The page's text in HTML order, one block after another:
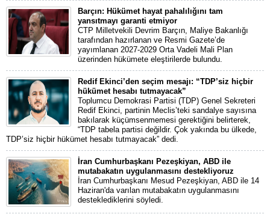
Barçın: Hükümet hayat pahalılığını tam
yansıtmayı garanti etmiyor
CTP Milletvekili Devrim Barçın, Maliye Bakanlığı
tarafından hazırlanan ve Resmi Gazete’de
yayımlanan 2027-2029 Orta Vadeli Mali Plan
üzerinden hükümete eleştirilerde bulundu.
Redif Ekinci’den seçim mesajı: “TDP’siz hiçbir
hükümet hesabı tutmayacak”
Toplumcu Demokrasi Partisi (TDP) Genel Sekreteri
Redif Ekinci, partinin Meclis’teki sandalye sayısına
bakılarak küçümsenmemesi gerektiğini belirterek,
“TDP tabela partisi değildir. Çok yakında bu ülkede,
TDP’siz hiçbir hükümet hesabı tutmayacak” dedi.
İran Cumhurbaşkanı Pezeşkiyan, ABD ile
mutabakatın uygulanmasını destekliyoruz
İran Cumhurbaşkanı Mesud Pezeşkiyan, ABD ile 14
Haziran'da varılan mutabakatın uygulanmasını
desteklediklerini söyledi.